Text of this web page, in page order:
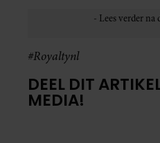
#Royaltynl
DEEL DIT
MEDIA!